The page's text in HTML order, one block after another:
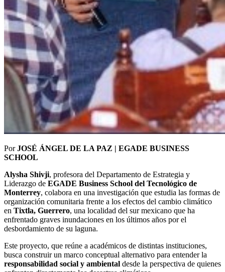
PorJOSÉ ÁNGEL DE LA PAZ | EGADE BUSINESS
SCHOOL
Alysha Shivji, profesora del Departamento de Estrategia y
Liderazgo de EGADE Business School del Tecnológico de
Monterrey, colabora en una investigación que estudia las formas de
organización comunitaria frente a los efectos del cambio climático
en Tixtla, Guerrero, una localidad del sur mexicano que ha
enfrentado graves inundaciones en los últimos años por el
desbordamiento de su laguna.
Este proyecto, que reúne a académicos de distintas instituciones,
busca construir un marco conceptual alternativo para entender la
responsabilidad social y ambiental desde la perspectiva de quienes